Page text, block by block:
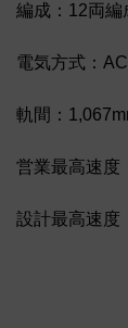
編成：12両編
電気方式：
軌間：
営業最高速度
設計最高速度